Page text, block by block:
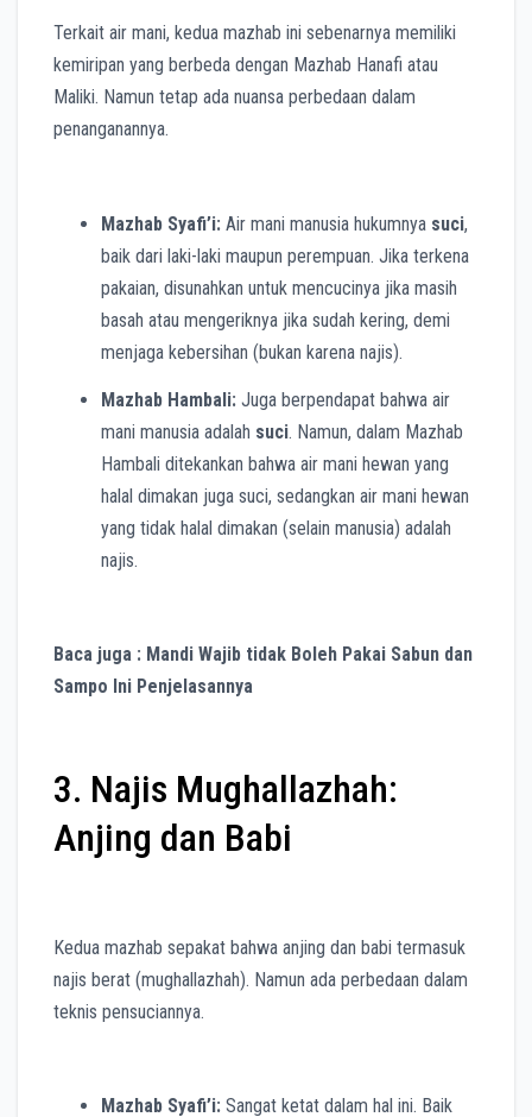
Terkait air mani, kedua mazhab ini sebenarnya memiliki
kemiripan yang berbeda dengan Mazhab Hanafi atau
Maliki. Namun tetap ada nuansa perbedaan dalam
penanganannya.
Mazhab Syafi’i: Air mani manusia hukumnya suci,
baik dari laki-laki maupun perempuan. Jika terkena
pakaian, disunahkan untuk mencucinya jika masih
basah atau mengeriknya jika sudah kering, demi
menjaga kebersihan (bukan karena najis).
Mazhab Hambali: Juga berpendapat bahwa air
mani manusia adalah suci. Namun, dalam Mazhab
Hambali ditekankan bahwa air mani hewan yang
halal dimakan juga suci, sedangkan air mani hewan
yang tidak halal dimakan (selain manusia) adalah
najis.
Baca juga : Mandi Wajib tidak Boleh Pakai Sabun dan
Sampo Ini Penjelasannya
3. Najis Mughallazhah:
Anjing dan Babi
Kedua mazhab sepakat bahwa anjing dan babi termasuk
najis berat (mughallazhah). Namun ada perbedaan dalam
teknis pensuciannya.
Mazhab Syafi’i: Sangat ketat dalam hal ini. Baik